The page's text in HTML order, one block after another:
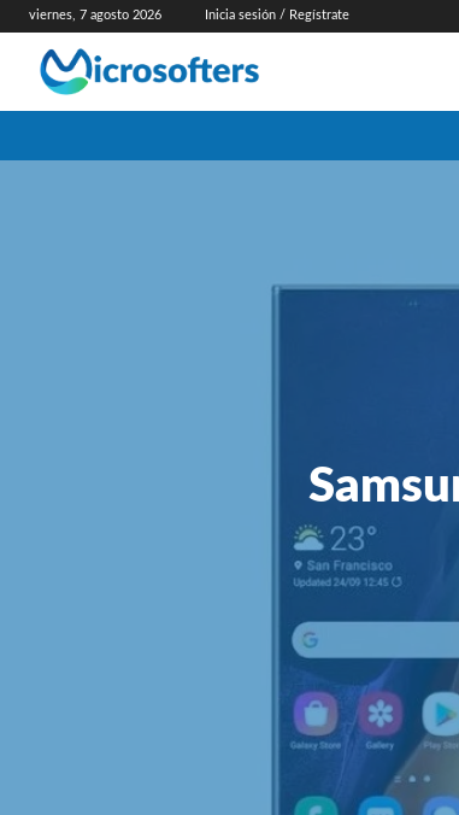
viernes, 7 agosto 2026 Inicia sesión / Regístrate